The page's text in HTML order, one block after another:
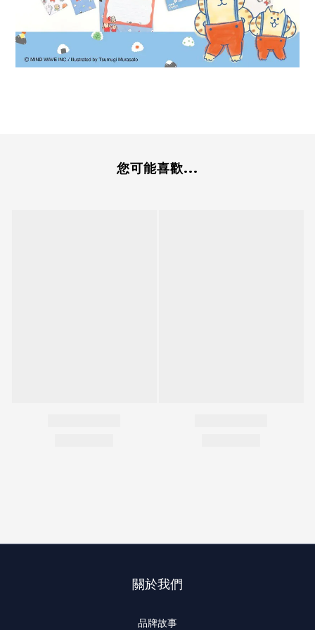
您可能喜歡...
關於我們
品牌故事